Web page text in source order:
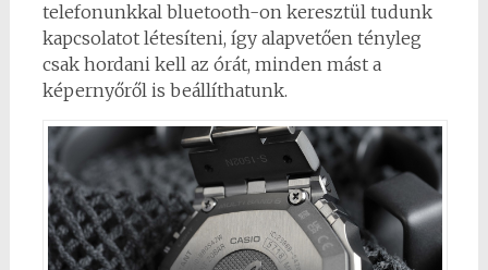
telefonunkkal bluetooth-on keresztül tudunk
kapcsolatot létesíteni, így alapvetően tényleg
csak hordani kell az órát, minden mást a
képernyőről is beállíthatunk.